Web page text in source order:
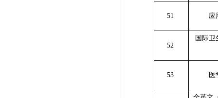
51 应
52
国际卫
53 医